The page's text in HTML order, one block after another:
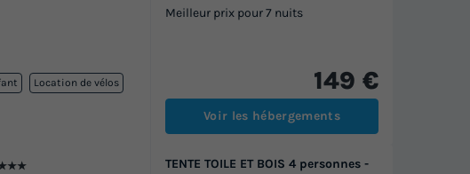
Location de vélos
Meilleur prix pour 7 nuits
149 €
Voir les hébergements
TENTE TOILE ET BOIS 4 personnes -